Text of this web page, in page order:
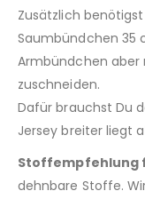
Zusätzlich
Saumbündchen 35
Armbündchen aber
zuschneiden.
Dafür brauchst Du
Jersey breiter liegt
Stoffempfehlung
dehnbare Stoffe.